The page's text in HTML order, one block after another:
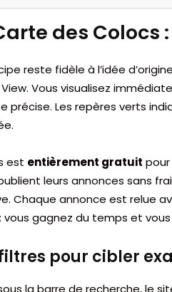
des
reste fidèle à l’idée
Vous visualisez
précise. Les repères verts
est entièrement gratuit
leurs annonces sans
Chaque annonce est relue
vous gagnez du temps et
pour cibler
la barre de recherche, le